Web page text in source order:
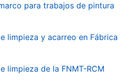
para trabajos de pintura
limpieza y acarreo en Fábrica
limpieza de la FNMT-RCM